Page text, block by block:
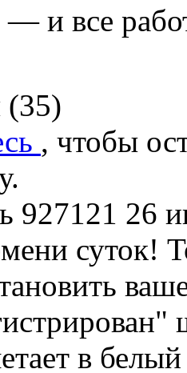
и все
(35)
, чтобы
927121 26
суток!
в